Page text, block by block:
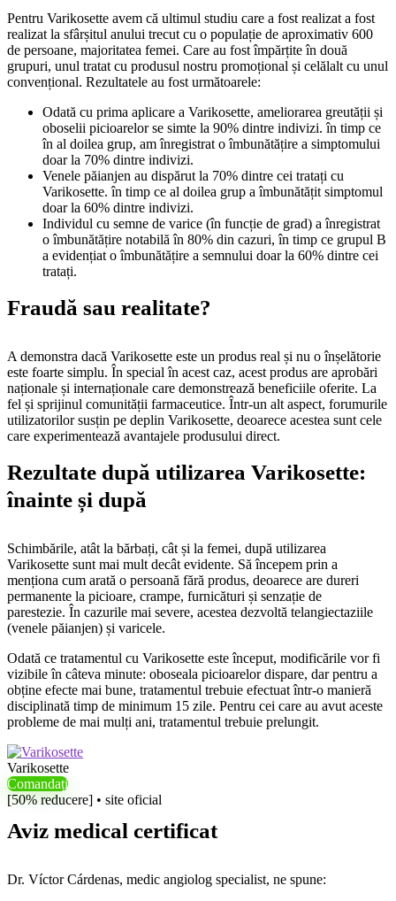
Pentru Varikosette avem că ultimul studiu care a fost realizat a fost
realizat la sfârșitul anului trecut cu o populație de aproximativ 600
de persoane, majoritatea femei. Care au fost împărțite în două
grupuri, unul tratat cu produsul nostru promoțional și celălalt cu unul
convențional. Rezultatele au fost următoarele:
Odată cu prima aplicare a Varikosette, ameliorarea greutății și
oboselii picioarelor se simte la 90% dintre indivizi. în timp ce
în al doilea grup, am înregistrat o îmbunătățire a simptomului
doar la 70% dintre indivizi.
Venele păianjen au dispărut la 70% dintre cei tratați cu
Varikosette. în timp ce al doilea grup a îmbunătățit simptomul
doar la 60% dintre indivizi.
Individul cu semne de varice (în funcție de grad) a înregistrat
o îmbunătățire notabilă în 80% din cazuri, în timp ce grupul B
a evidențiat o îmbunătățire a semnului doar la 60% dintre cei
tratați.
Fraudă sau realitate?
A demonstra dacă Varikosette este un produs real și nu o înșelătorie
este foarte simplu. În special în acest caz, acest produs are aprobări
naționale și internaționale care demonstrează beneficiile oferite. La
fel și sprijinul comunității farmaceutice. Într-un alt aspect, forumurile
utilizatorilor susțin pe deplin Varikosette, deoarece acestea sunt cele
care experimentează avantajele produsului direct.
Rezultate după utilizarea Varikosette:
înainte și după
Schimbările, atât la bărbați, cât și la femei, după utilizarea
Varikosette sunt mai mult decât evidente. Să începem prin a
menționa cum arată o persoană fără produs, deoarece are dureri
permanente la picioare, crampe, furnicături și senzație de
parestezie. În cazurile mai severe, acestea dezvoltă telangiectaziile
(venele păianjen) și varicele.
Odată ce tratamentul cu Varikosette este început, modificările vor fi
vizibile în câteva minute: oboseala picioarelor dispare, dar pentru a
obține efecte mai bune, tratamentul trebuie efectuat într-o manieră
disciplinată timp de minimum 15 zile. Pentru cei care au avut aceste
probleme de mai mulți ani, tratamentul trebuie prelungit.
Varikosette
Comandați
[50% reducere] • site oficial
Aviz medical certificat
Dr. Víctor Cárdenas, medic angiolog specialist, ne spune: